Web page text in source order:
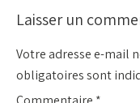
Laisser un
Votre adresse e-mail
obligatoires sont